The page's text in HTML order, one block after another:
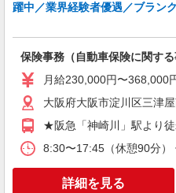
躍中／業界経験者優遇／ブラン
保険事務（自動車保険に関する
月給230,000円〜
大阪府大阪市淀川区三津
★阪急「神崎川」駅より
8:30〜17:45（休憩90分
詳細を見る